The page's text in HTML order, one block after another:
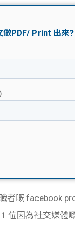
者嘅 facebook
1 位因為社交媒